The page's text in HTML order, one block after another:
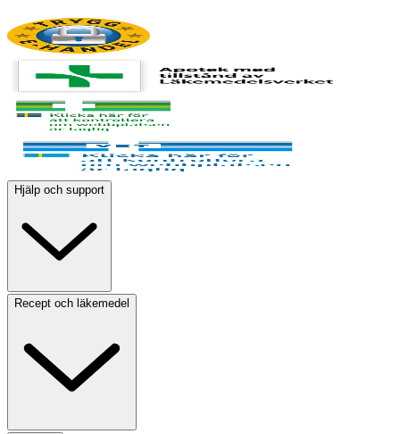
Hjälp och support
Recept och läkemedel